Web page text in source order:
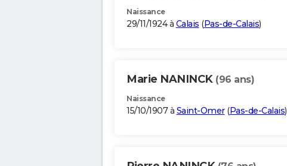
Naissance
29/11/1924 à Calais (Pas-de-Calais)
Marie NANINCK (96 ans)
Naissance
15/10/1907 à Saint-Omer(Pas-de-Calais)